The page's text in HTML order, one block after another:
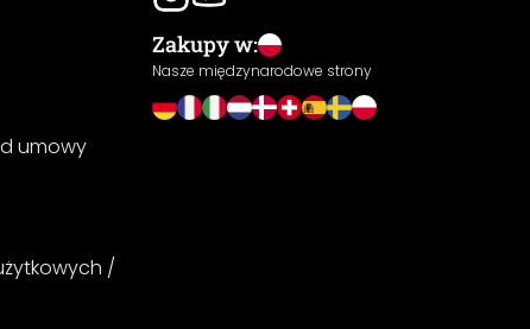
umowy
/
Zakupy w:
Nasze międzynarodowe strony